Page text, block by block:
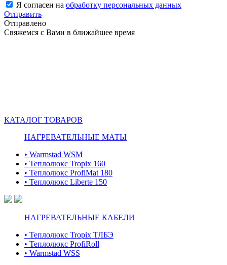
Я согласен на обработку персональных данных
Отправить
Отправлено
Свяжемся с Вами в ближайшее время
КАТАЛОГ ТОВАРОВ
НАГРЕВАТЕЛЬНЫЕ МАТЫ
• Warmstad WSM
• Теплолюкс Tropix 160
• Теплолюкс ProfiMat 180
• Теплолюкс Liberte 150
НАГРЕВАТЕЛЬНЫЕ КАБЕЛИ
• Теплолюкс Tropix ТЛБЭ
• Теплолюкс ProfiRoll
• Warmstad WSS